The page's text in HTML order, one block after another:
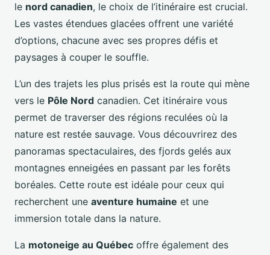
le nord canadien, le choix de l’itinéraire est crucial.
Les vastes étendues glacées offrent une variété
d’options, chacune avec ses propres défis et
paysages à couper le souffle.
L’un des trajets les plus prisés est la route qui mène
vers le Pôle Nord canadien. Cet itinéraire vous
permet de traverser des régions reculées où la
nature est restée sauvage. Vous découvrirez des
panoramas spectaculaires, des fjords gelés aux
montagnes enneigées en passant par les forêts
boréales. Cette route est idéale pour ceux qui
recherchent une aventure humaine et une
immersion totale dans la nature.
La motoneige au Québec offre également des